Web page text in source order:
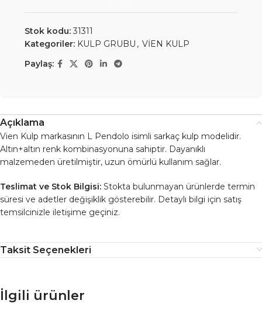
Stok kodu:31311
Kategoriler: KULP GRUBU , VİEN KULP
Paylaş:
Açıklama
Vien Kulp markasının L Pendolo isimli sarkaç kulp modelidir.
Altın+altın renk kombinasyonuna sahiptir. Dayanıklı
malzemeden üretilmiştir, uzun ömürlü kullanım sağlar.
Teslimat ve Stok Bilgisi: Stokta bulunmayan ürünlerde termin
süresi ve adetler değişiklik gösterebilir. Detaylı bilgi için satış
temsilcinizle iletişime geçiniz.
Taksit Seçenekleri
İlgili ürünler